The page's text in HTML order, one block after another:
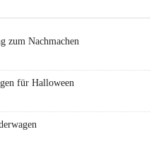
zum Nachmachen
für Halloween